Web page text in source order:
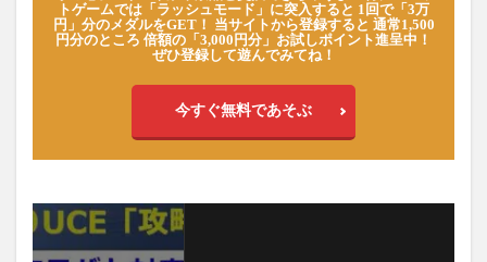
トゲームでは「ラッシュモード」に突入すると 1回で「3万
円」分のメダルをGET！ 当サイトから登録すると 通常1,500
円分のところ 倍額の「3,000円分」お試しポイント進呈中！
ぜひ登録して遊んでみてね！
今すぐ無料であそぶ